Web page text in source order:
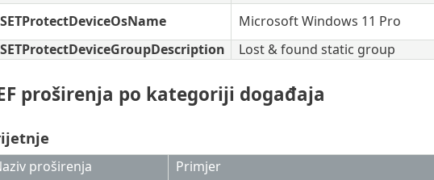
Microsoft Windows 11 Pro
Lost & found static group
proširenja po kategoriji događaja
proširenja Primjer